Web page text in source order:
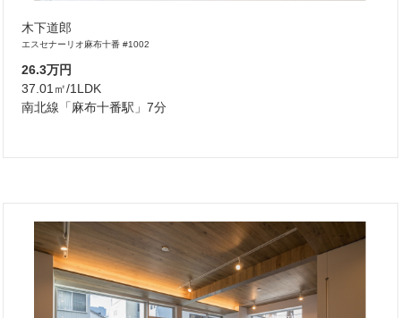
木下道郎
エスセナーリオ麻布十番 #1002
26.3万円
37.01㎡/1LDK
南北線「麻布十番駅」7分